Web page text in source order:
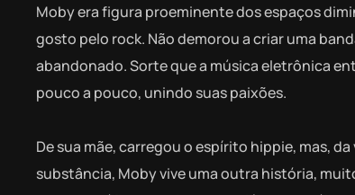
Moby era figura proeminente dos espaços
gosto pelo rock. Não demorou a criar uma
abandonado. Sorte que a música eletrônica
pouco a pouco, unindo suas paixões.
De sua mãe, carregou o espírito hippie, mas,
substância, Moby vive uma outra história,